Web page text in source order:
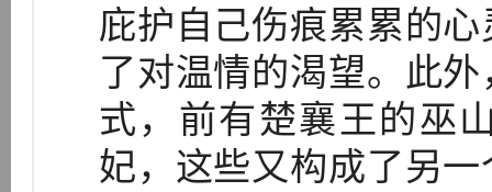
庇护自己伤痕累累的
了对温情的渴望。此
式，前有楚襄王的巫
妃，这些又构成了另